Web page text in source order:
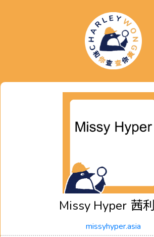
Missy Hyper 茜
missyhyper.asia